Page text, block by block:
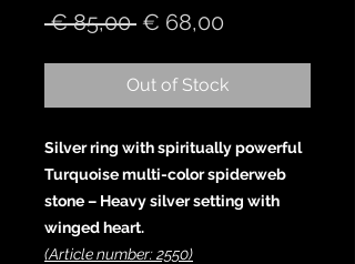
€ 85,00 Regular
€ 68,00
Out of Stock
Silver ring with spiritually powerful
Turquoise multi-color spiderweb
stone – Heavy silver setting with
winged heart.
(Article number: 2550)